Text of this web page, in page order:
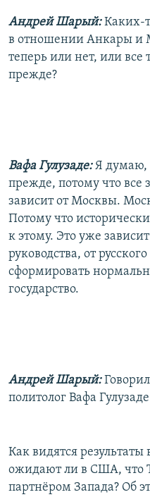
Андрей Шарый:Каких-
в отношении Анкары и
теперь или нет, или все
прежде?
Вафа Гулузаде:Я думаю,
прежде, потому что все
зависит от Москвы.
Потому что
к этому. Это уже
руководства, от
сформировать
государство.
Андрей Шарый:
политолог Вафа
Как видятся
ожидают ли в США, что
партнёром Запада? Об